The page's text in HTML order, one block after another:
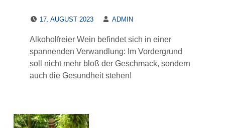
17. AUGUST 2023
ADMIN
Alkoholfreier Wein befindet sich in einer
spannenden Verwandlung: Im Vordergrund
soll nicht mehr bloß der Geschmack, sondern
auch die Gesundheit stehen!